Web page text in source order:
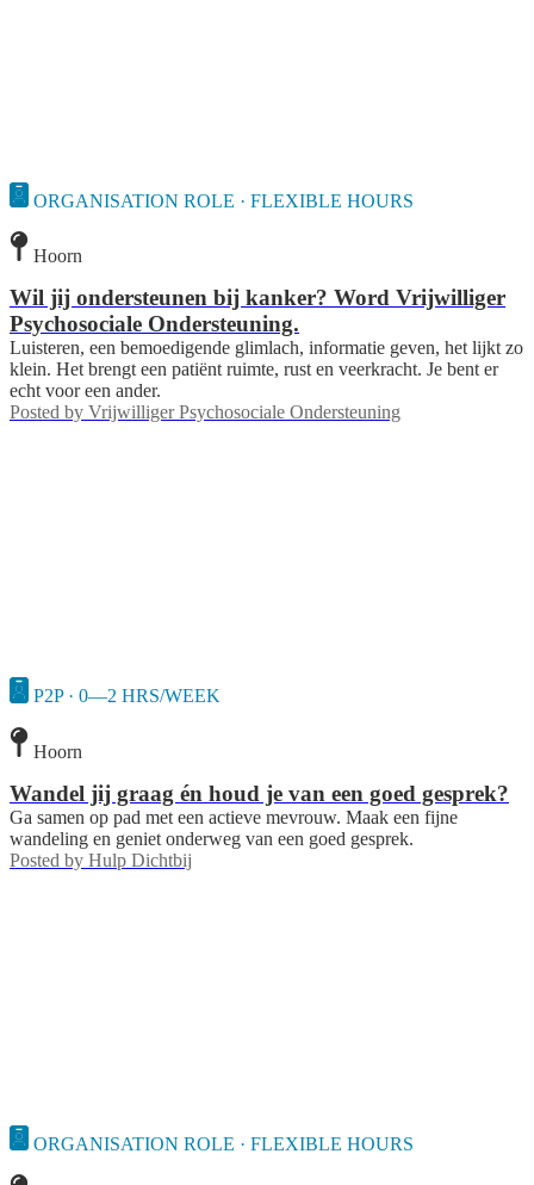
ORGANISATION ROLE · FLEXIBLE HOURS
Hoorn
Wil jij ondersteunen bij kanker? Word Vrijwilliger
Psychosociale Ondersteuning.
Luisteren, een bemoedigende glimlach, informatie geven, het lijkt zo
klein. Het brengt een patiënt ruimte, rust en veerkracht. Je bent er
echt voor een ander.
Posted by Vrijwilliger Psychosociale Ondersteuning
P2P · 0—2 HRS/WEEK
Hoorn
Wandel jij graag én houd je van een goed gesprek?
Ga samen op pad met een actieve mevrouw. Maak een fijne
wandeling en geniet onderweg van een goed gesprek.
Posted by Hulp Dichtbij
ORGANISATION ROLE · FLEXIBLE HOURS